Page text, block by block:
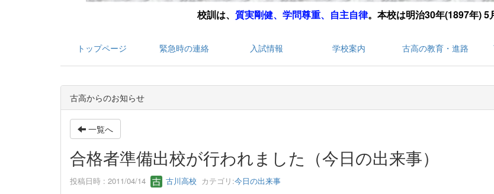
校訓は、 質実剛健、学問尊重、自主自律。 本校は明治30年(1897年) 5
トップページ 緊急時の連絡 入試情報 学校案内 古高の教育・進路
古高からのお知らせ
一覧へ
合格者準備出校が行われました（今日の出来事）
投稿日時 : 2011/04/14 古川高校 カテゴリ:今日の出来事